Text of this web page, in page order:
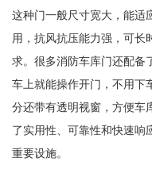
这种门一般尺寸宽大，能适
用，抗风抗压能力强，可长
求。很多消防车库门还配备
车上就能操作开门，不用下
分还带有透明视窗，方便车
了实用性、可靠性和快速响
重要设施。